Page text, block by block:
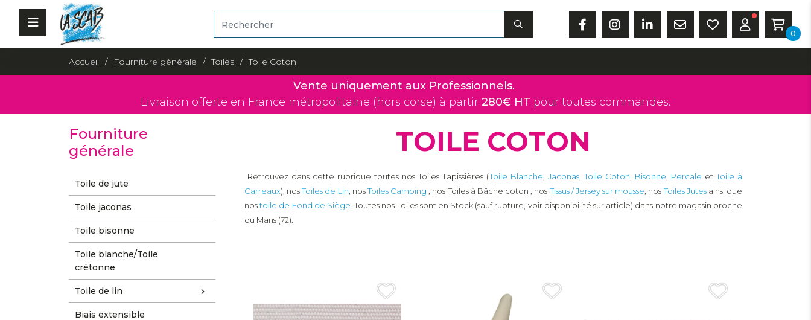
0
Accueil Fourniture générale Toiles Toile Coton
Vente uniquement aux Professionnels.
Livraison offerte en France métropolitaine (hors corse) à partir 280€ HT pour toutes commandes.
TOILE COTON
Retrouvez dans cette rubrique toutes nos Toiles Tapissières (Toile Blanche Jaconas,Toile Coton Bisonne Percale etToile à
Carreaux), nosToiles de Lin , nosToiles Camping , nos Toiles à Bâche coton , nosTissus / Jersey sur mousse , nosToiles Jutesainsi que
nostoile de Fond de Siège . Toutes nos Toiles sont en Stock (sauf rupture, voir disponibilité sur article) dans notre magasin proche
du Mans (72).
Fourniture
générale
Toile de jute
Toile jaconas
Toile bisonne
Toile blanche/Toile
crétonne
Toile de lin
Biais extensible